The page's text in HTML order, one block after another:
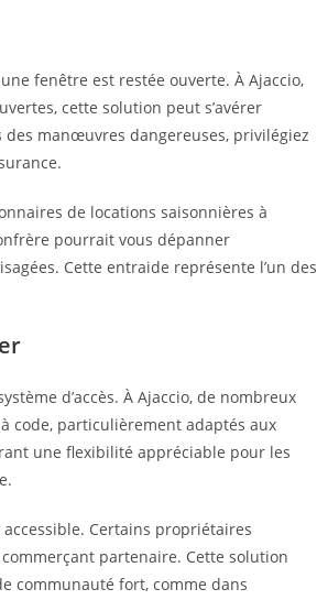
fenêtre est restée ouverte. À Ajaccio,
cette solution peut s’avérer
des manœuvres dangereuses, privilégiez
de locations saisonnières à
pourrait vous dépanner
Cette entraide représente l’un des
d’accès. À Ajaccio, de nombreux
code, particulièrement adaptés aux
une flexibilité appréciable pour les
Certains propriétaires
partenaire. Cette solution
communauté fort, comme dans